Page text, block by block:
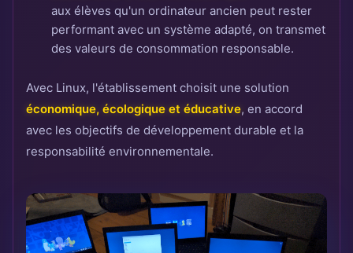
aux élèves qu'un ordinateur ancien peut rester
performant avec un système adapté, on transmet
des valeurs de consommation responsable.
Avec Linux, l'établissement choisit une solution
économique, écologique et éducative, en accord
avec les objectifs de développement durable et la
responsabilité environnementale.